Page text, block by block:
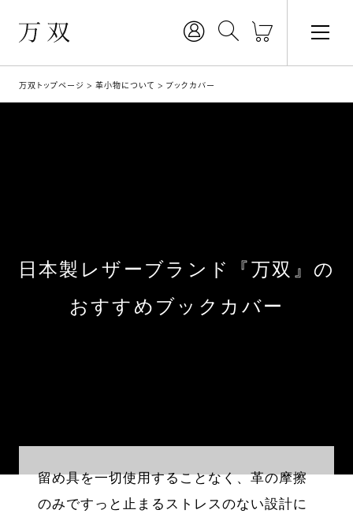
万双トップページ 革小物について ブックカバー
日本製レザーブランド『万双』の
おすすめブックカバー
留め具を一切使用することなく、革の摩擦
のみですっと止まるストレスのない設計に